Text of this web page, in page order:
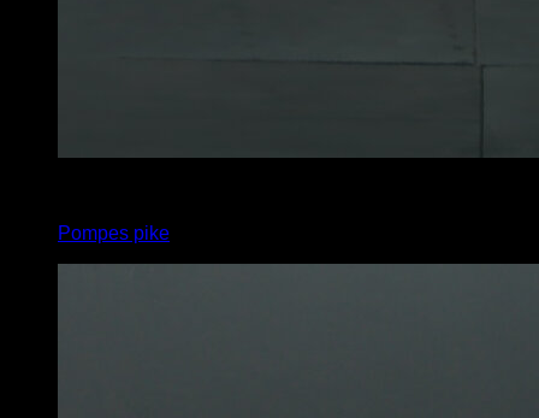
Pompes pike